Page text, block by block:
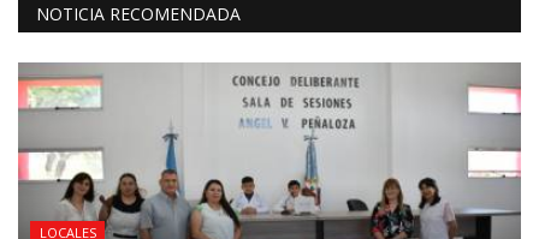
NOTICIA RECOMENDADA
LOCALES